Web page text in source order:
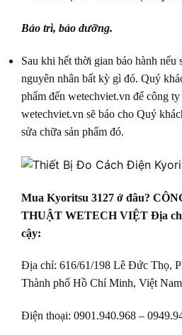
Bảo trì, bảo dưỡng.
Sau khi hết thời gian bảo hành nếu
nguyên nhân bất kỳ gì đó. Quý
phẩm đến wetechviet.vn để công
wetechviet.vn sẽ báo cho Quý
sửa chữa sản phẩm đó.
Mua Kyoritsu 3127 ở đâu?
THUẬT WETECH VIỆT Địa
cậy:
Địa chỉ: 616/61/198 Lê Đức Thọ,
Thành phố Hồ Chí Minh, Việt Nam
Điện thoại: 0901.940.968 –